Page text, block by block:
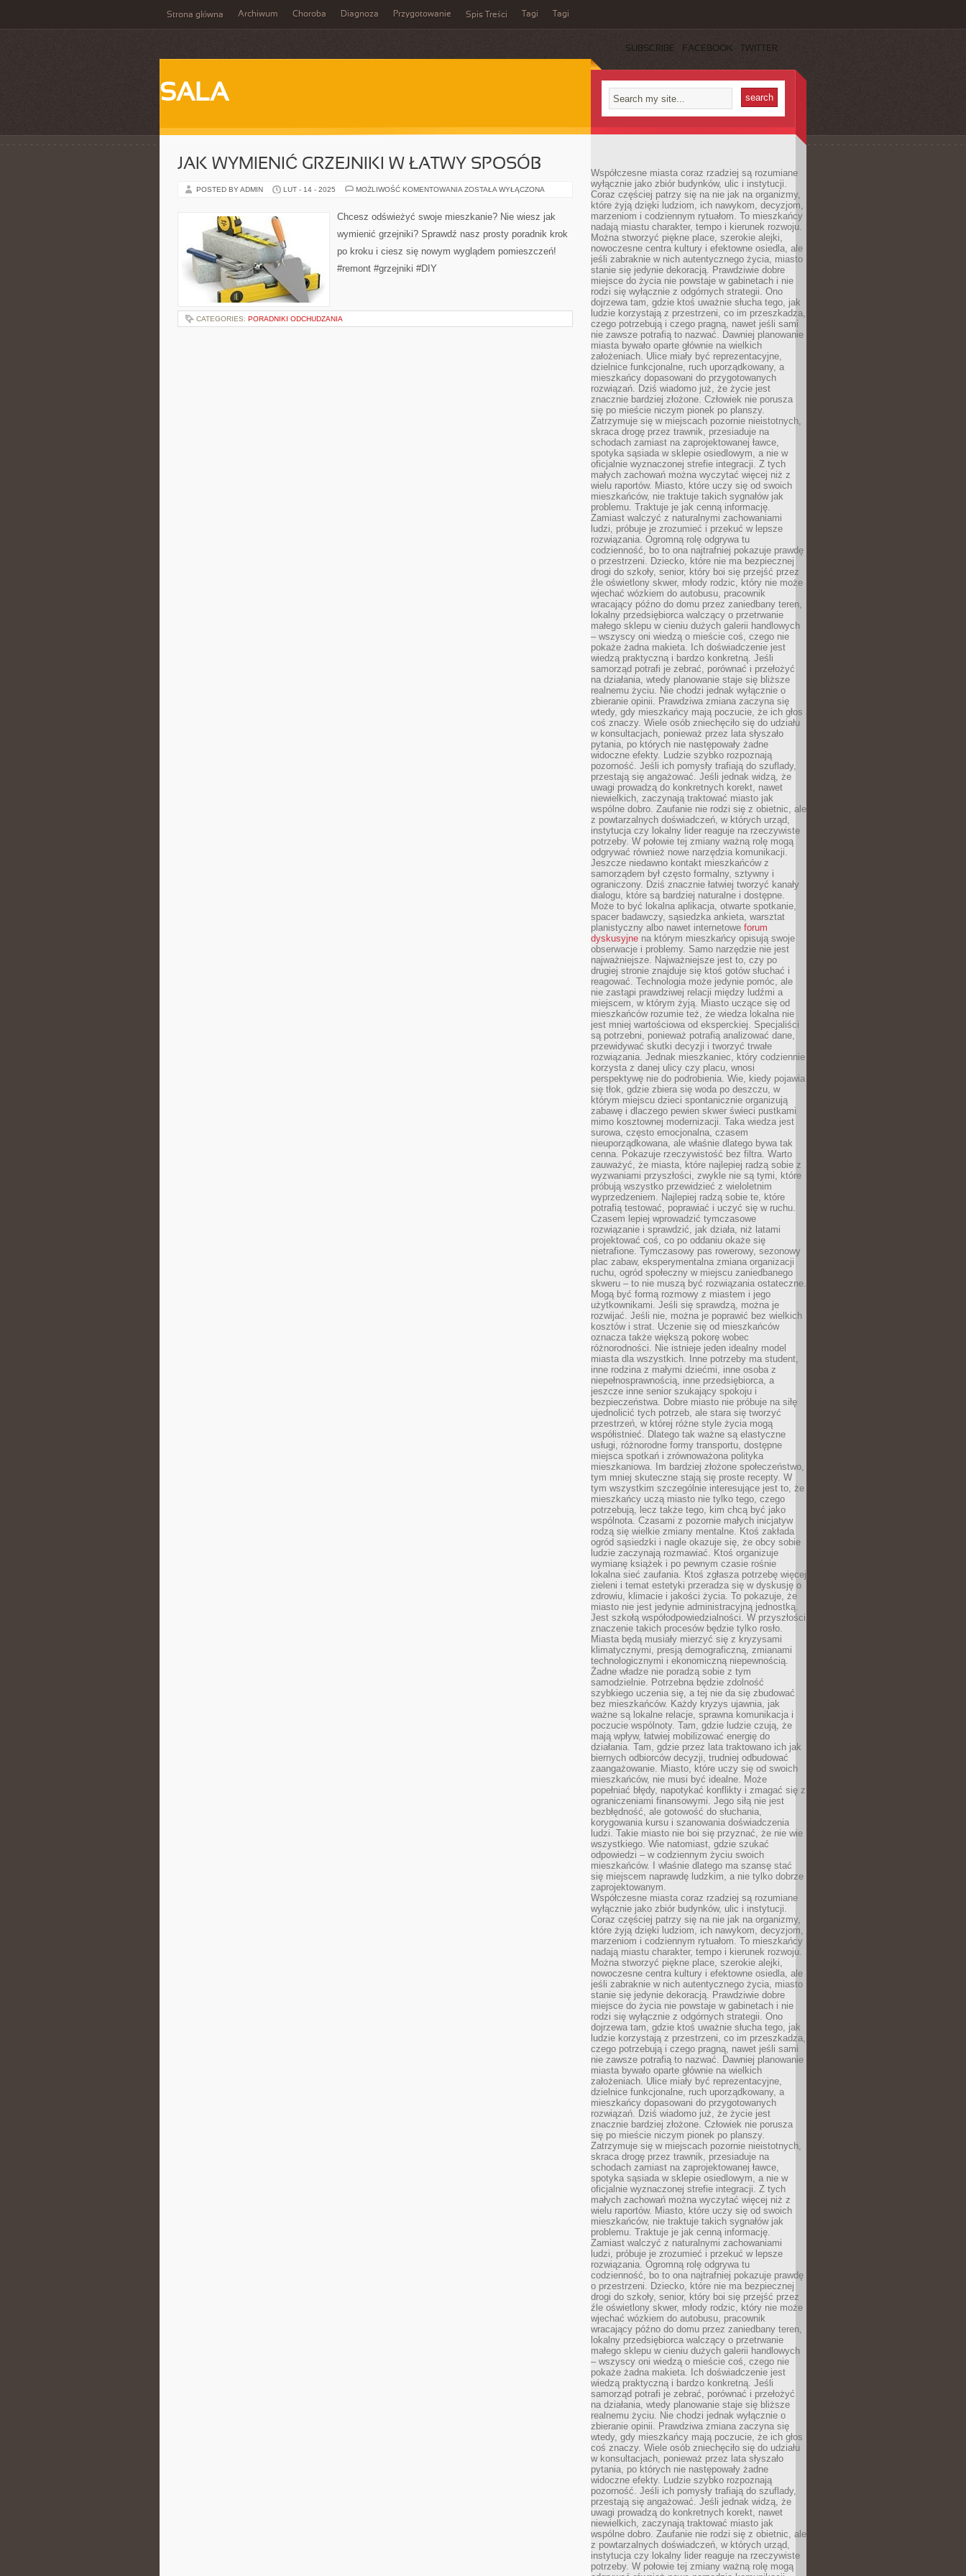
Strona główna Archiwum Choroba Diagnoza Przygotowanie Spis Treści Tagi Tagi
SUBSCRIBE FACEBOOK TWITTER
SALA
JAK WYMIENIĆ GRZEJNIKI W ŁATWY SPOSÓB
POSTED BY ADMIN LUT - 14 - 2025 MOŻLIWOŚĆ KOMENTOWANIA JAK
ŁATWY
ZOSTAŁA WYŁĄCZONA
Chcesz odświeżyć swoje mieszkanie? Nie wiesz jak
wymienić grzejniki? Sprawdź nasz prosty poradnik krok
po kroku i ciesz się nowym wyglądem pomieszczeń!
#remont #grzejniki #DIY
CATEGORIES: PORADNIKI ODCHUDZANIA
Współczesne miasta coraz rzadziej są rozumiane
wyłącznie jako zbiór budynków, ulic i instytucji.
Coraz częściej patrzy się na nie jak na organizmy,
które żyją dzięki ludziom, ich nawykom, decyzjom,
marzeniom i codziennym rytuałom. To mieszkańcy
nadają miastu charakter, tempo i kierunek rozwoju.
Można stworzyć piękne place, szerokie alejki,
nowoczesne centra kultury i efektowne osiedla, ale
jeśli zabraknie w nich autentycznego życia, miasto
stanie się jedynie dekoracją. Prawdziwie dobre
miejsce do życia nie powstaje w gabinetach i nie
rodzi się wyłącznie z odgórnych strategii. Ono
dojrzewa tam, gdzie ktoś uważnie słucha tego, jak
ludzie korzystają z przestrzeni, co im przeszkadza,
czego potrzebują i czego pragną, nawet jeśli sami
nie zawsze potrafią to nazwać. Dawniej planowanie
miasta bywało oparte głównie na wielkich
założeniach. Ulice miały być reprezentacyjne,
dzielnice funkcjonalne, ruch uporządkowany, a
mieszkańcy dopasowani do przygotowanych
rozwiązań. Dziś wiadomo już, że życie jest
znacznie bardziej złożone. Człowiek nie porusza
się po mieście niczym pionek po planszy.
Zatrzymuje się w miejscach pozornie nieistotnych,
skraca drogę przez trawnik, przesiaduje na
schodach zamiast na zaprojektowanej ławce,
spotyka sąsiada w sklepie osiedlowym, a nie w
oficjalnie wyznaczonej strefie integracji. Z tych
małych zachowań można wyczytać więcej niż z
wielu raportów. Miasto, które uczy się od swoich
mieszkańców, nie traktuje takich sygnałów jak
problemu. Traktuje je jak cenną informację.
Zamiast walczyć z naturalnymi zachowaniami
ludzi, próbuje je zrozumieć i przekuć w lepsze
rozwiązania. Ogromną rolę odgrywa tu
codzienność, bo to ona najtrafniej pokazuje prawdę
o przestrzeni. Dziecko, które nie ma bezpiecznej
drogi do szkoły, senior, który boi się przejść przez
źle oświetlony skwer, młody rodzic, który nie może
wjechać wózkiem do autobusu, pracownik
wracający późno do domu przez zaniedbany teren,
lokalny przedsiębiorca walczący o przetrwanie
małego sklepu w cieniu dużych galerii handlowych
– wszyscy oni wiedzą o mieście coś, czego nie
pokaże żadna makieta. Ich doświadczenie jest
wiedzą praktyczną i bardzo konkretną. Jeśli
samorząd potrafi je zebrać, porównać i przełożyć
na działania, wtedy planowanie staje się bliższe
realnemu życiu. Nie chodzi jednak wyłącznie o
zbieranie opinii. Prawdziwa zmiana zaczyna się
wtedy, gdy mieszkańcy mają poczucie, że ich głos
coś znaczy. Wiele osób zniechęciło się do udziału
w konsultacjach, ponieważ przez lata słyszało
pytania, po których nie następowały żadne
widoczne efekty. Ludzie szybko rozpoznają
pozorność. Jeśli ich pomysły trafiają do szuflady,
przestają się angażować. Jeśli jednak widzą, że
uwagi prowadzą do konkretnych korekt, nawet
niewielkich, zaczynają traktować miasto jak
wspólne dobro. Zaufanie nie rodzi się z obietnic, ale
z powtarzalnych doświadczeń, w których urząd,
instytucja czy lokalny lider reaguje na rzeczywiste
potrzeby. W połowie tej zmiany ważną rolę mogą
odgrywać również nowe narzędzia komunikacji.
Jeszcze niedawno kontakt mieszkańców z
samorządem był często formalny, sztywny i
ograniczony. Dziś znacznie łatwiej tworzyć kanały
dialogu, które są bardziej naturalne i dostępne.
Może to być lokalna aplikacja, otwarte spotkanie,
spacer badawczy, sąsiedzka ankieta, warsztat
planistyczny albo nawet internetowe forum
dyskusyjne na którym mieszkańcy opisują swoje
obserwacje i problemy. Samo narzędzie nie jest
najważniejsze. Najważniejsze jest to, czy po
drugiej stronie znajduje się ktoś gotów słuchać i
reagować. Technologia może jedynie pomóc, ale
nie zastąpi prawdziwej relacji między ludźmi a
miejscem, w którym żyją. Miasto uczące się od
mieszkańców rozumie też, że wiedza lokalna nie
jest mniej wartościowa od eksperckiej. Specjaliści
są potrzebni, ponieważ potrafią analizować dane,
przewidywać skutki decyzji i tworzyć trwałe
rozwiązania. Jednak mieszkaniec, który codziennie
korzysta z danej ulicy czy placu, wnosi
perspektywę nie do podrobienia. Wie, kiedy pojawia
się tłok, gdzie zbiera się woda po deszczu, w
którym miejscu dzieci spontanicznie organizują
zabawę i dlaczego pewien skwer świeci pustkami
mimo kosztownej modernizacji. Taka wiedza jest
surowa, często emocjonalna, czasem
nieuporządkowana, ale właśnie dlatego bywa tak
cenna. Pokazuje rzeczywistość bez filtra. Warto
zauważyć, że miasta, które najlepiej radzą sobie z
wyzwaniami przyszłości, zwykle nie są tymi, które
próbują wszystko przewidzieć z wieloletnim
wyprzedzeniem. Najlepiej radzą sobie te, które
potrafią testować, poprawiać i uczyć się w ruchu.
Czasem lepiej wprowadzić tymczasowe
rozwiązanie i sprawdzić, jak działa, niż latami
projektować coś, co po oddaniu okaże się
nietrafione. Tymczasowy pas rowerowy, sezonowy
plac zabaw, eksperymentalna zmiana organizacji
ruchu, ogród społeczny w miejscu zaniedbanego
skweru – to nie muszą być rozwiązania ostateczne.
Mogą być formą rozmowy z miastem i jego
użytkownikami. Jeśli się sprawdzą, można je
rozwijać. Jeśli nie, można je poprawić bez wielkich
kosztów i strat. Uczenie się od mieszkańców
oznacza także większą pokorę wobec
różnorodności. Nie istnieje jeden idealny model
miasta dla wszystkich. Inne potrzeby ma student,
inne rodzina z małymi dziećmi, inne osoba z
niepełnosprawnością, inne przedsiębiorca, a
jeszcze inne senior szukający spokoju i
bezpieczeństwa. Dobre miasto nie próbuje na siłę
ujednolicić tych potrzeb, ale stara się tworzyć
przestrzeń, w której różne style życia mogą
współistnieć. Dlatego tak ważne są elastyczne
usługi, różnorodne formy transportu, dostępne
miejsca spotkań i zrównoważona polityka
mieszkaniowa. Im bardziej złożone społeczeństwo,
tym mniej skuteczne stają się proste recepty. W
tym wszystkim szczególnie interesujące jest to, że
mieszkańcy uczą miasto nie tylko tego, czego
potrzebują, lecz także tego, kim chcą być jako
wspólnota. Czasami z pozornie małych inicjatyw
rodzą się wielkie zmiany mentalne. Ktoś zakłada
ogród sąsiedzki i nagle okazuje się, że obcy sobie
ludzie zaczynają rozmawiać. Ktoś organizuje
wymianę książek i po pewnym czasie rośnie
lokalna sieć zaufania. Ktoś zgłasza potrzebę więcej
zieleni i temat estetyki przeradza się w dyskusję o
zdrowiu, klimacie i jakości życia. To pokazuje, że
miasto nie jest jedynie administracyjną jednostką.
Jest szkołą współodpowiedzialności. W przyszłości
znaczenie takich procesów będzie tylko rosło.
Miasta będą musiały mierzyć się z kryzysami
klimatycznymi, presją demograficzną, zmianami
technologicznymi i ekonomiczną niepewnością.
Żadne władze nie poradzą sobie z tym
samodzielnie. Potrzebna będzie zdolność
szybkiego uczenia się, a tej nie da się zbudować
bez mieszkańców. Każdy kryzys ujawnia, jak
ważne są lokalne relacje, sprawna komunikacja i
poczucie wspólnoty. Tam, gdzie ludzie czują, że
mają wpływ, łatwiej mobilizować energię do
działania. Tam, gdzie przez lata traktowano ich jak
biernych odbiorców decyzji, trudniej odbudować
zaangażowanie. Miasto, które uczy się od swoich
mieszkańców, nie musi być idealne. Może
popełniać błędy, napotykać konflikty i zmagać się z
ograniczeniami finansowymi. Jego siłą nie jest
bezbłędność, ale gotowość do słuchania,
korygowania kursu i szanowania doświadczenia
ludzi. Takie miasto nie boi się przyznać, że nie wie
wszystkiego. Wie natomiast, gdzie szukać
odpowiedzi – w codziennym życiu swoich
mieszkańców. I właśnie dlatego ma szansę stać
się miejscem naprawdę ludzkim, a nie tylko dobrze
zaprojektowanym.
Współczesne miasta coraz rzadziej są rozumiane
wyłącznie jako zbiór budynków, ulic i instytucji.
Coraz częściej patrzy się na nie jak na organizmy,
które żyją dzięki ludziom, ich nawykom, decyzjom,
marzeniom i codziennym rytuałom. To mieszkańcy
nadają miastu charakter, tempo i kierunek rozwoju.
Można stworzyć piękne place, szerokie alejki,
nowoczesne centra kultury i efektowne osiedla, ale
jeśli zabraknie w nich autentycznego życia, miasto
stanie się jedynie dekoracją. Prawdziwie dobre
miejsce do życia nie powstaje w gabinetach i nie
rodzi się wyłącznie z odgórnych strategii. Ono
dojrzewa tam, gdzie ktoś uważnie słucha tego, jak
ludzie korzystają z przestrzeni, co im przeszkadza,
czego potrzebują i czego pragną, nawet jeśli sami
nie zawsze potrafią to nazwać. Dawniej planowanie
miasta bywało oparte głównie na wielkich
założeniach. Ulice miały być reprezentacyjne,
dzielnice funkcjonalne, ruch uporządkowany, a
mieszkańcy dopasowani do przygotowanych
rozwiązań. Dziś wiadomo już, że życie jest
znacznie bardziej złożone. Człowiek nie porusza
się po mieście niczym pionek po planszy.
Zatrzymuje się w miejscach pozornie nieistotnych,
skraca drogę przez trawnik, przesiaduje na
schodach zamiast na zaprojektowanej ławce,
spotyka sąsiada w sklepie osiedlowym, a nie w
oficjalnie wyznaczonej strefie integracji. Z tych
małych zachowań można wyczytać więcej niż z
wielu raportów. Miasto, które uczy się od swoich
mieszkańców, nie traktuje takich sygnałów jak
problemu. Traktuje je jak cenną informację.
Zamiast walczyć z naturalnymi zachowaniami
ludzi, próbuje je zrozumieć i przekuć w lepsze
rozwiązania. Ogromną rolę odgrywa tu
codzienność, bo to ona najtrafniej pokazuje prawdę
o przestrzeni. Dziecko, które nie ma bezpiecznej
drogi do szkoły, senior, który boi się przejść przez
źle oświetlony skwer, młody rodzic, który nie może
wjechać wózkiem do autobusu, pracownik
wracający późno do domu przez zaniedbany teren,
lokalny przedsiębiorca walczący o przetrwanie
małego sklepu w cieniu dużych galerii handlowych
– wszyscy oni wiedzą o mieście coś, czego nie
pokaże żadna makieta. Ich doświadczenie jest
wiedzą praktyczną i bardzo konkretną. Jeśli
samorząd potrafi je zebrać, porównać i przełożyć
na działania, wtedy planowanie staje się bliższe
realnemu życiu. Nie chodzi jednak wyłącznie o
zbieranie opinii. Prawdziwa zmiana zaczyna się
wtedy, gdy mieszkańcy mają poczucie, że ich głos
coś znaczy. Wiele osób zniechęciło się do udziału
w konsultacjach, ponieważ przez lata słyszało
pytania, po których nie następowały żadne
widoczne efekty. Ludzie szybko rozpoznają
pozorność. Jeśli ich pomysły trafiają do szuflady,
przestają się angażować. Jeśli jednak widzą, że
uwagi prowadzą do konkretnych korekt, nawet
niewielkich, zaczynają traktować miasto jak
wspólne dobro. Zaufanie nie rodzi się z obietnic, ale
z powtarzalnych doświadczeń, w których urząd,
instytucja czy lokalny lider reaguje na rzeczywiste
potrzeby. W połowie tej zmiany ważną rolę mogą